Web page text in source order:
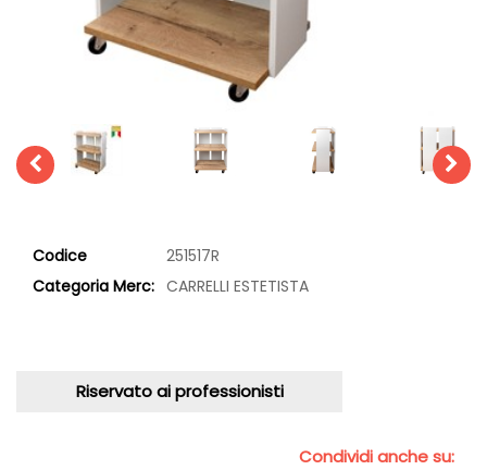
Codice
251517R
Categoria Merc: CARRELLI ESTETISTA
Riservato ai professionisti
Condividi anche su: